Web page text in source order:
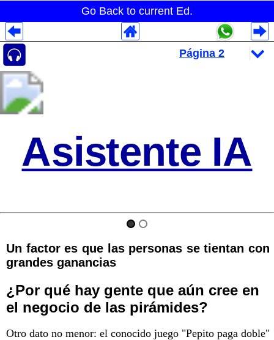
Go Back to current Ed.
Asistente IA
Un factor es que las personas se tientan con
grandes ganancias
¿Por qué hay gente que aún cree en
el negocio de las pirámides?
Otro dato no menor: el conocido juego "Pepito paga doble"
Despliegues Analytics
Despliegues Totales
Despliegues por Rubros